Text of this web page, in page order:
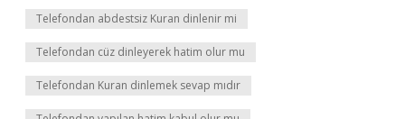
Telefondan abdestsiz Kuran dinlenir mi
Telefondan cüz dinleyerek hatim olur mu
Telefondan Kuran dinlemek sevap mıdır